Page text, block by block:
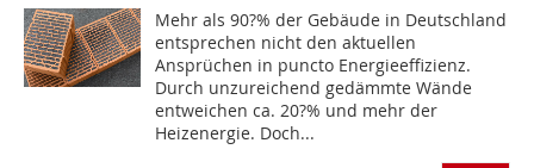
Mehr als 90?% der Gebäude in Deutschland
entsprechen nicht den aktuellen
Ansprüchen in puncto Energieeffizienz.
Durch unzureichend gedämmte Wände
entweichen ca. 20?% und mehr der
Heizenergie. Doch...